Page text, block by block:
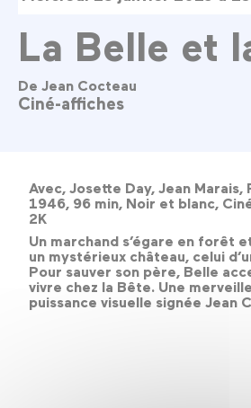
La Belle et
De Jean Cocteau
Ciné-affiches
Avec, Josette Day, Jean Marais,
1946, 96 min, Noir et blanc,
2K
Un marchand s’égare en forêt
un mystérieux château, celui
Pour sauver son père, Belle
vivre chez la Bête. Une
puissance visuelle signée Jean